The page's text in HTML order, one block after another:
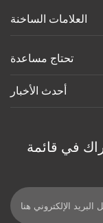
العلامات الساخنة
تحتاج مساعدة
أحدث الأخبار
في قائمة